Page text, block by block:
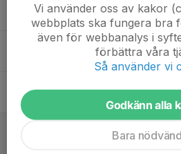
18:45
Träning
Anderstorps Sporthall
Fre Anderstorps Sporthall
Kval herrar - Kval till HA:1
Vi använder oss av kakor
webbplats ska fungera bra
även för webbanalys i
förbättra våra
Så använder vi
Godkänn alla
Bara